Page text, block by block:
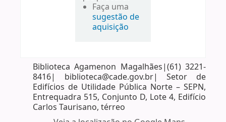
Faça uma
sugestão de
aquisição
Biblioteca Agamenon Magalhães|(61) 3221-
8416| biblioteca@cade.gov.br| Setor de
Edifícios de Utilidade Pública Norte – SEPN,
Entrequadra 515, Conjunto D, Lote 4, Edifício
Carlos Taurisano, térreo